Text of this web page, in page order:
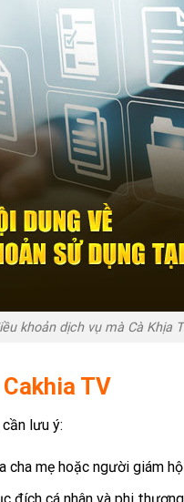
khoản dịch vụ mà Cà Khịa
TV
lưu ý:
mẹ hoặc người giám
cá nhân và phi